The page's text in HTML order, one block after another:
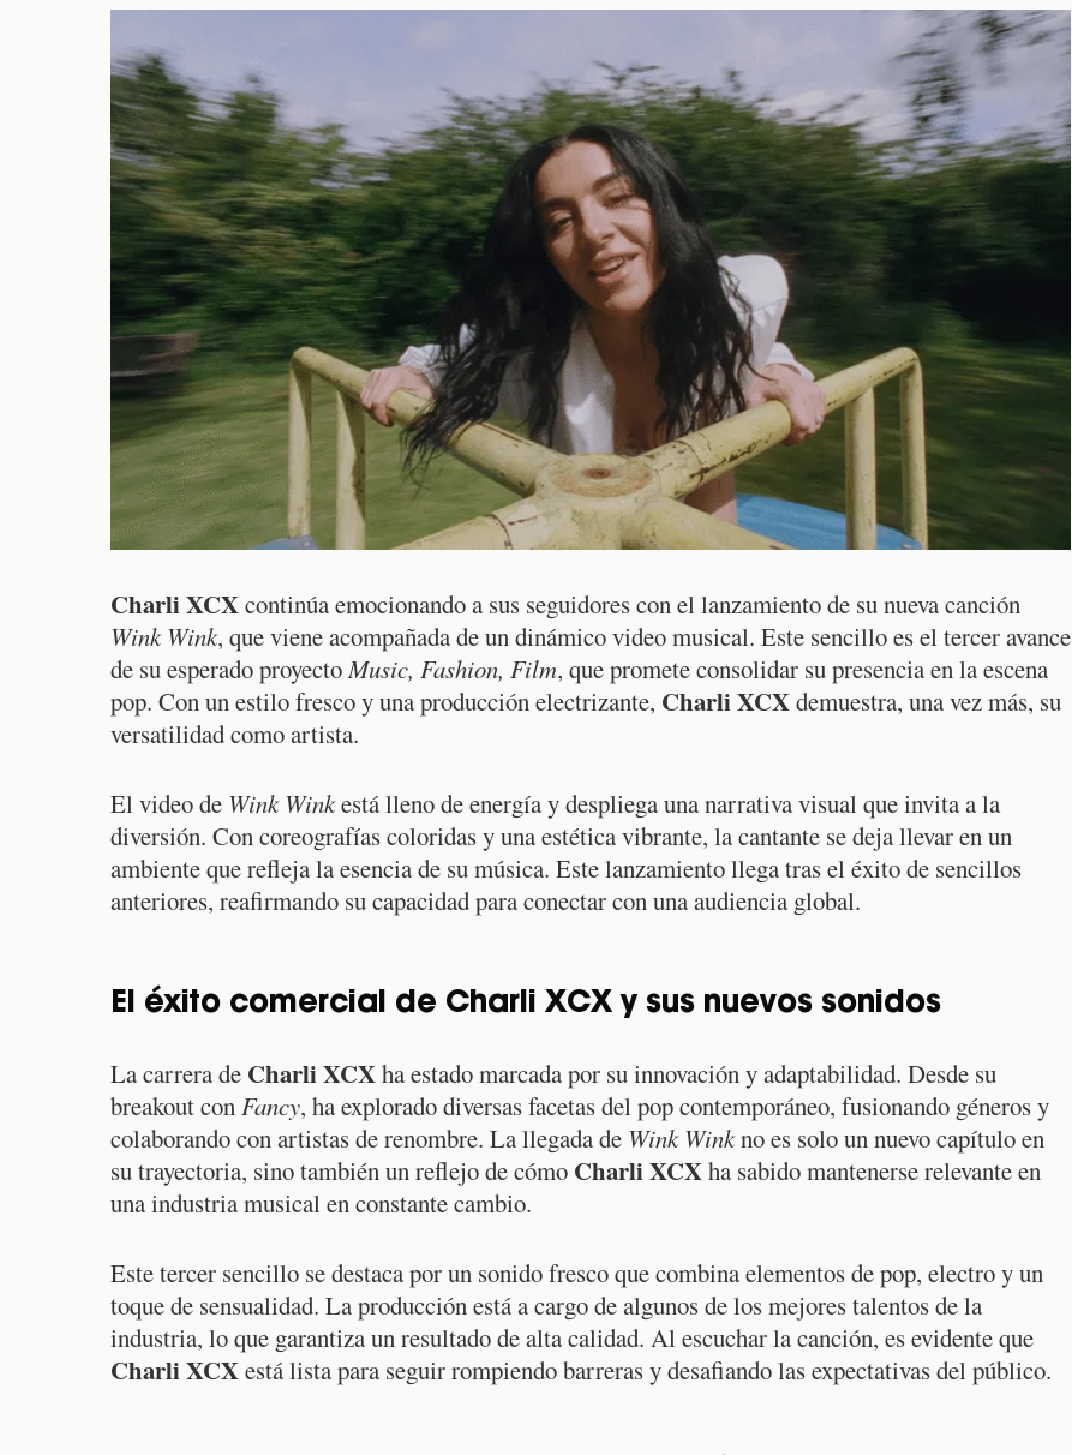
Charli XCXcontinúa emocionando a sus seguidores con el lanzamiento de su nueva canción
Wink Wink, que viene acompañada de un dinámico video musical. Este sencillo es el tercer avance
de su esperado proyectoMusic, Fashion, Film, que promete consolidar su presencia en la escena
pop. Con un estilo fresco y una producción electrizante, Charli XCXdemuestra, una vez más, su
versatilidad como artista.
El video de Wink Winkestá lleno de energía y despliega una narrativa visual que invita a la
diversión. Con coreografías coloridas y una estética vibrante, la cantante se deja llevar en un
ambiente que refleja la esencia de su música. Este lanzamiento llega tras el éxito de sencillos
anteriores, reafirmando su capacidad para conectar con una audiencia global.
El éxito comercial de Charli XCX y sus nuevos sonidos
La carrera de Charli XCXha estado marcada por su innovación y adaptabilidad. Desde su
breakout conFancy, ha explorado diversas facetas del pop contemporáneo, fusionando géneros y
colaborando con artistas de renombre. La llegada de Wink Winkno es solo un nuevo capítulo en
su trayectoria, sino también un reflejo de cómo Charli XCXha sabido mantenerse relevante en
una industria musical en constante cambio.
Este tercer sencillo se destaca por un sonido fresco que combina elementos de pop, electro y un
toque de sensualidad. La producción está a cargo de algunos de los mejores talentos de la
industria, lo que garantiza un resultado de alta calidad. Al escuchar la canción, es evidente que
Charli XCXestá lista para seguir rompiendo barreras y desafiando las expectativas del público.